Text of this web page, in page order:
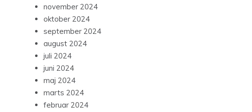
november 2024
oktober 2024
september 2024
august 2024
juli 2024
juni 2024
maj 2024
marts 2024
februar 2024